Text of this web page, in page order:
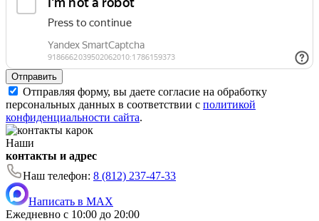
Отправить
Отправляя форму, вы даете согласие на обработку
персональных данных в соответствии с политикой
конфиденциальности сайта.
Наши
контакты и адрес
Наш телефон: 8 (812) 237-47-33
Написать в MAX
Ежедневно с 10:00 до 20:00